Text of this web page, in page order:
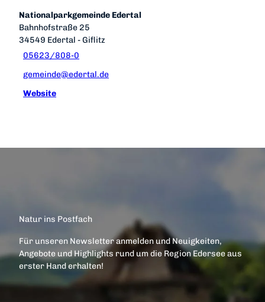
Nationalparkgemeinde Edertal
Bahnhofstraße 25
34549 Edertal - Giflitz
05623/808-0
gemeinde@edertal.de
Website
Natur ins Postfach
Für unseren Newsletter anmelden und Neuigkeiten,
Angebote und Highlights rund um die Region Edersee aus
erster Hand erhalten!